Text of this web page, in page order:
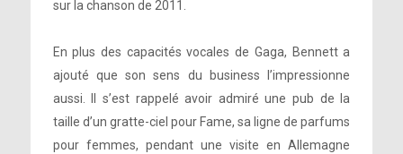
sur la chanson de 2011.
En plus des capacités vocales de Gaga, Bennett a
ajouté que son sens du business l’impressionne
aussi. Il s’est rappelé avoir admiré une pub de la
taille d’un gratte-ciel pour Fame, sa ligne de parfums
pour femmes, pendant une visite en Allemagne